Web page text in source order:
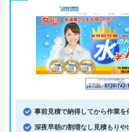
事前見積で納得してから作業を
深夜早朝の割増なし見積もりや